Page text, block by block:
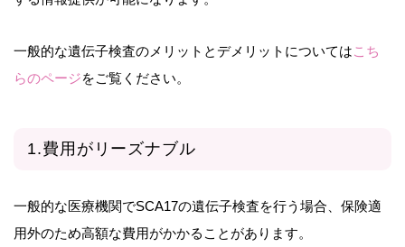
一般的な遺伝子検査のメリットとデメリットについてはこち
らのページをご覧ください。
1.費用がリーズナブル
一般的な医療機関でSCA17の遺伝子検査を行う場合、保険適
用外のため高額な費用がかかることがあります。